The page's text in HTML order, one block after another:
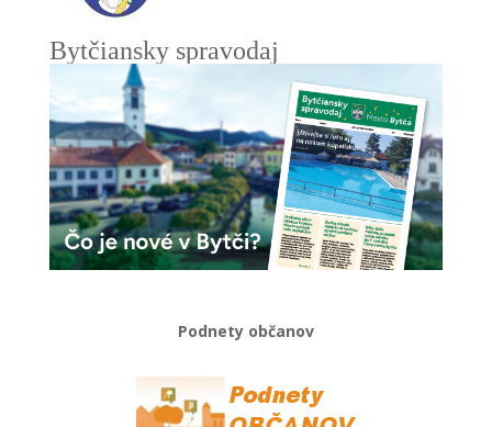
Bytčiansky spravodaj
Podnety občanov